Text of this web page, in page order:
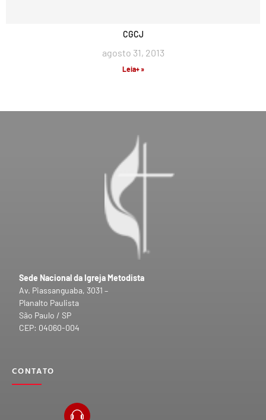
CGCJ
agosto 31, 2013
Leia+ »
Sede Nacional da Igreja Metodista
Av. Piassanguaba, 3031 –
Planalto Paulista
São Paulo / SP
CEP: 04060-004
CONTATO